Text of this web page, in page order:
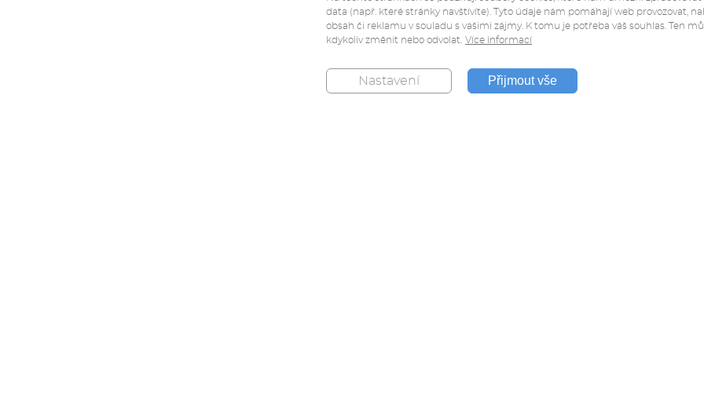
data (např. které stránky navštívíte). Tyto údaje nám pomáhají web provozovat,
obsah či reklamu v souladu s vašimi zájmy. K tomu je potřeba váš souhlas. Ten
kdykoliv změnit nebo odvolat. Více informací
Nastavení Přijmout vše